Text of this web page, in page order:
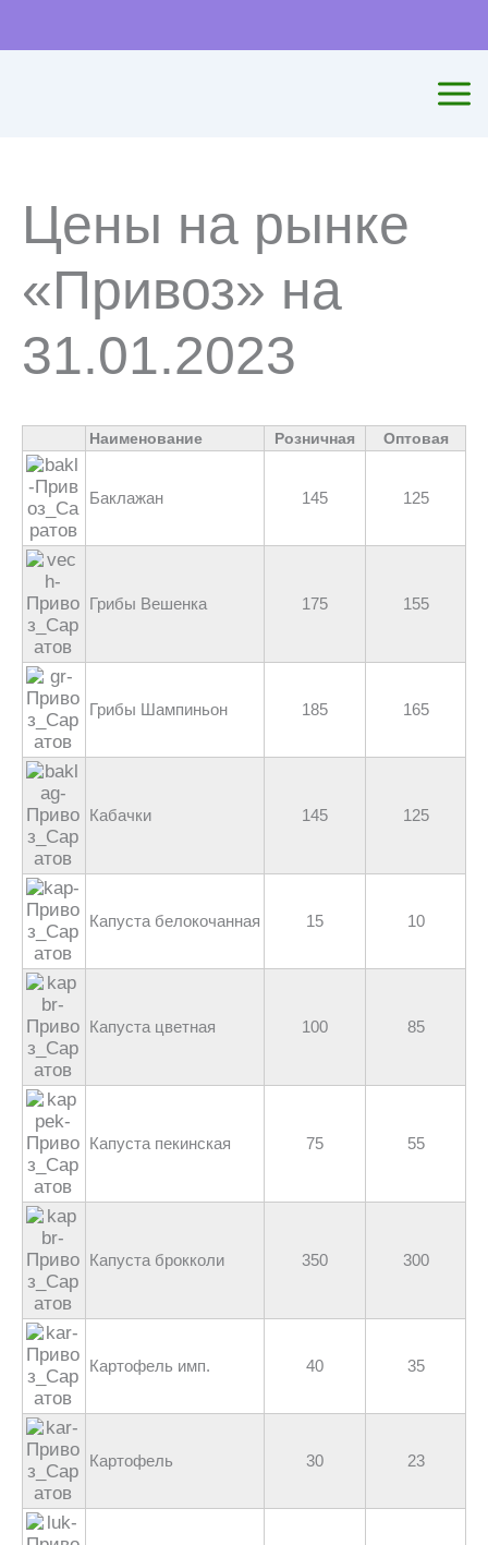
к
Цены на рынке
«Привоз» на
31.01.2023
Наименование Розничная Оптовая
Баклажан 145 125
Грибы Вешенка 175 155
Грибы Шампиньон 185 165
Кабачки 145 125
Капуста белокочанная 15 10
Капуста цветная 100 85
Капуста пекинская 75 55
Капуста брокколи 350 300
Картофель имп. 40 35
Картофель 30 23